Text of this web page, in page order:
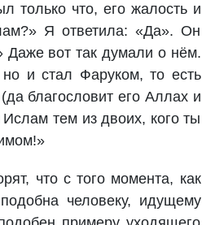
только что, его жалость и
Я ответила: «Да». Он
Даже вот так думали о нём.
и стал Фаруком, то есть
благословит его Аллах и
тем из двоих, кого ты
что с того момента, как
человеку, идущему